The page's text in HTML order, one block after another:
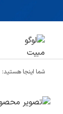
شما اینجا هستید: